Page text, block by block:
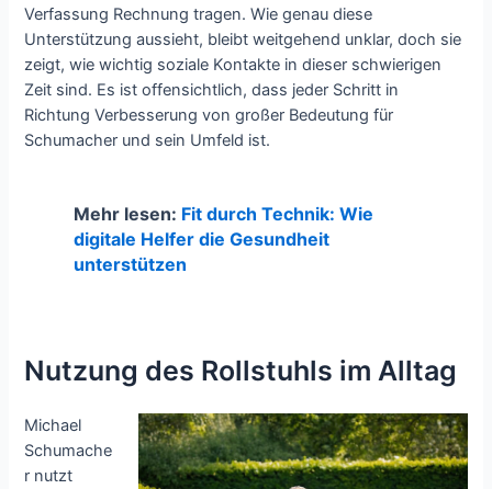
Verfassung Rechnung tragen. Wie genau diese
Unterstützung aussieht, bleibt weitgehend unklar, doch sie
zeigt, wie wichtig soziale Kontakte in dieser schwierigen
Zeit sind. Es ist offensichtlich, dass jeder Schritt in
Richtung Verbesserung von großer Bedeutung für
Schumacher und sein Umfeld ist.
Mehr lesen: Fit durch Technik: Wie
digitale Helfer die Gesundheit
unterstützen
Nutzung des Rollstuhls im Alltag
Michael
Schumache
r nutzt